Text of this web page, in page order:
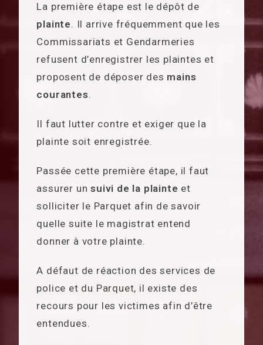
La première étape est le dépôt de
plainte. Il arrive fréquemment que les
Commissariats et Gendarmeries
refusent d’enregistrer les plaintes et
proposent de déposer des mains
courantes.
Il faut lutter contre et exiger que la
plainte soit enregistrée.
Passée cette première étape, il faut
assurer unsuivi de la plainte et
solliciter le Parquet afin de savoir
quelle suite le magistrat entend
donner à votre plainte.
A défaut de réaction des services de
police et du Parquet, il existe des
recours pour les victimes afin d’être
entendues.